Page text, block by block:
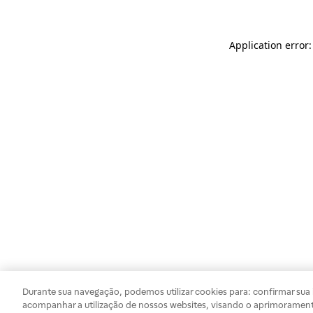
Application
Durante sua navegação, podemos utilizar cookies para: confirmar
acompanhar a utilização de nossos websites, visando o